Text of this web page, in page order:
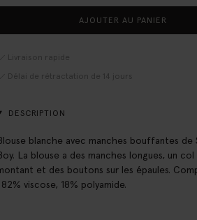
AJOUTER AU PANIER
Livraison rapide
Délai de rétractation de 14 jours
DESCRIPTION
blanche avec manches bouffantes de
La blouse a des manches longues, un col
et des boutons sur les épaules.
82% viscose, 18% polyamide.